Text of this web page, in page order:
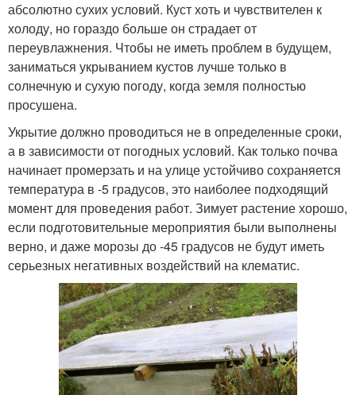
абсолютно сухих условий. Куст хоть и чувствителен к
холоду, но гораздо больше он страдает от
переувлажнения. Чтобы не иметь проблем в будущем,
заниматься укрыванием кустов лучше только в
солнечную и сухую погоду, когда земля полностью
просушена.
Укрытие должно проводиться не в определенные сроки,
а в зависимости от погодных условий. Как только почва
начинает промерзать и на улице устойчиво сохраняется
температура в -5 градусов, это наиболее подходящий
момент для проведения работ. Зимует растение хорошо,
если подготовительные мероприятия были выполнены
верно, и даже морозы до -45 градусов не будут иметь
серьезных негативных воздействий на клематис.